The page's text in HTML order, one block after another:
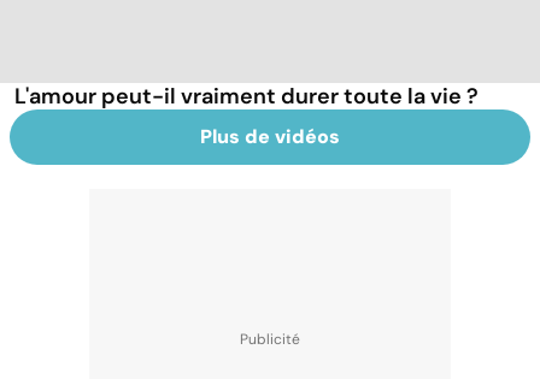
L'amour peut-il vraiment durer toute la vie ?
Plus de vidéos